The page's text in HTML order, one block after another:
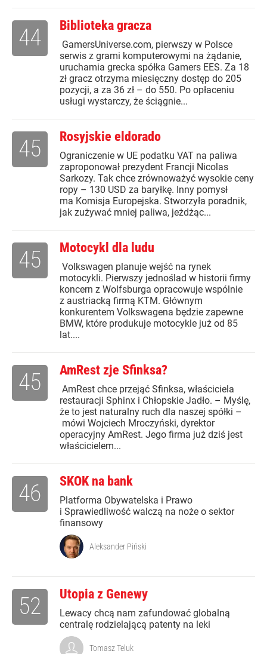
Biblioteka gracza
GamersUniverse.com, pierwszy w Polsce
serwis z grami komputerowymi na żądanie,
uruchamia grecka spółka Gamers EES. Za 18
zł gracz otrzyma miesięczny dostęp do 205
pozycji, a za 36 zł – do 550. Po opłaceniu
usługi wystarczy, że ściągnie...
44
Rosyjskie eldorado
Ograniczenie w UE podatku VAT na paliwa
zaproponował prezydent Francji Nicolas
Sarkozy. Tak chce zrównoważyć wysokie ceny
ropy – 130 USD za baryłkę. Inny pomysł
ma Komisja Europejska. Stworzyła poradnik,
jak zużywać mniej paliwa, jeżdżąc...
45
Motocykl dla ludu
Volkswagen planuje wejść na rynek
motocykli. Pierwszy jednoślad w historii firmy
koncern z Wolfsburga opracowuje wspólnie
z austriacką firmą KTM. Głównym
konkurentem Volkswagena będzie zapewne
BMW, które produkuje motocykle już od 85
lat....
45
AmRest zje Sfinksa?
AmRest chce przejąć Sfinksa, właściciela
restauracji Sphinx i Chłopskie Jadło. – Myślę,
że to jest naturalny ruch dla naszej spółki –
mówi Wojciech Mroczyński, dyrektor
operacyjny AmRest. Jego firma już dziś jest
właścicielem...
45
SKOK na bank
Platforma Obywatelska i Prawo
i Sprawiedliwość walczą na noże o sektor
finansowy
46
Aleksander Piński
Utopia z Genewy
Lewacy chcą nam zafundować globalną
centralę rodzielającą patenty na leki
52
Tomasz Teluk